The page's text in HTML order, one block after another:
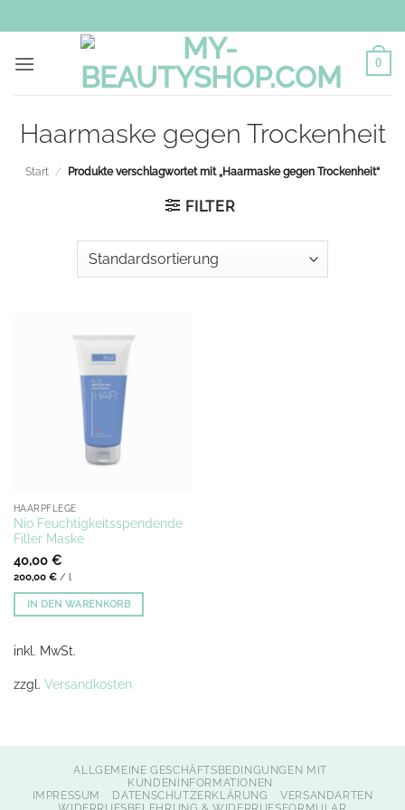
Inhalt
springen
0
Haarmaske gegen Trockenheit
Start / Produkte verschlagwortet mit „Haarmaske gegen Trockenheit“
FILTER
HAARPFLEGE
Nio Feuchtigkeitsspendende
Filler Maske
40,00 €
200,00 €/ l
IN DEN WARENKORB
inkl. MwSt.
zzgl. Versandkosten
ALLGEMEINE GESCHÄFTSBEDINGUNGEN MIT
KUNDENINFORMATIONEN
IMPRESSUM
DATENSCHUTZERKLÄRUNG
VERSANDARTEN